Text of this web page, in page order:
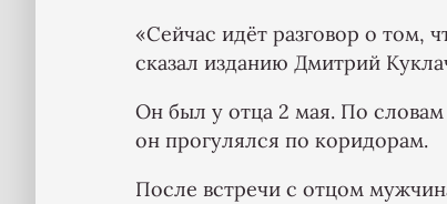
«Сейчас идёт разговор о том,
сказал изданию Дмитрий
Он был у отца 2 мая. По
он прогулялся по коридорам.
После встречи с отцом